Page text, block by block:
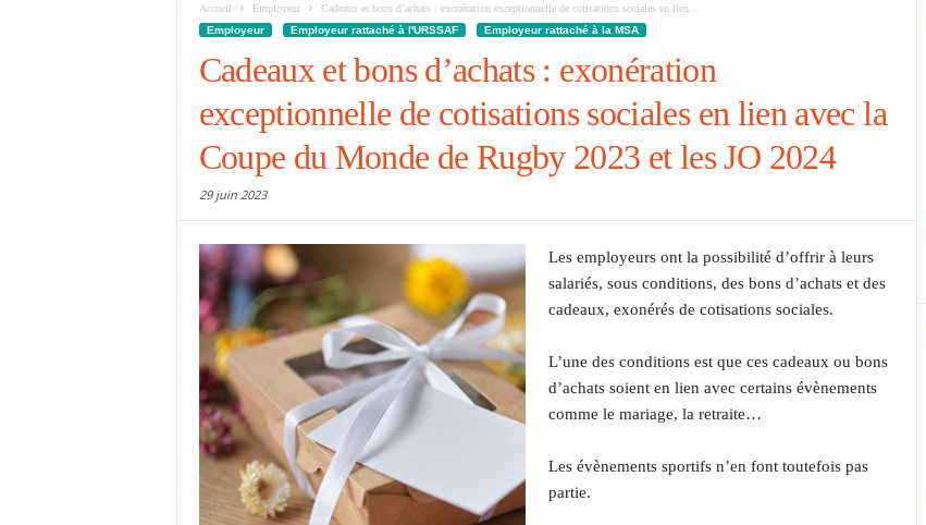
Accueil Employeur
Cadeaux et bons d’achats : exonération exceptionnelle de cotisations sociales en lien...
Employeur
Employeur rattaché à l'URSSAF Employeur rattaché à la MSA
Cadeaux et bons d’achats : exonération
exceptionnelle de cotisations sociales en lien avec la
Coupe du Monde de Rugby 2023 et les JO 2024
29 juin 2023
Les employeurs ont la possibilité d’offrir à leurs
salariés, sous conditions, des bons d’achats et des
cadeaux, exonérés de cotisations sociales.
L’une des conditions est que ces cadeaux ou bons
d’achats soient en lien avec certains évènements
comme le mariage, la retraite…
Les évènements sportifs n’en font toutefois pas
partie.